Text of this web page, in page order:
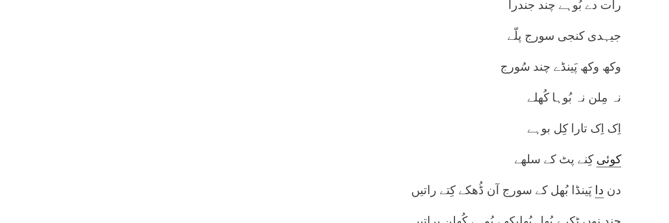
رات دے بُوہے چند جندرا
جیہدی کنجی سورج پلّے
وکھ وکھ پَینڈے چند سُورج
نہ مِلن نہ بُوہا کُھلے
اِک اِک تارا کِل بوہے
کوئیکِنے پٹ کے سلھے
دن دا پَینڈا بُھل کے سورج آن ڈُھکے کِتے راتیں